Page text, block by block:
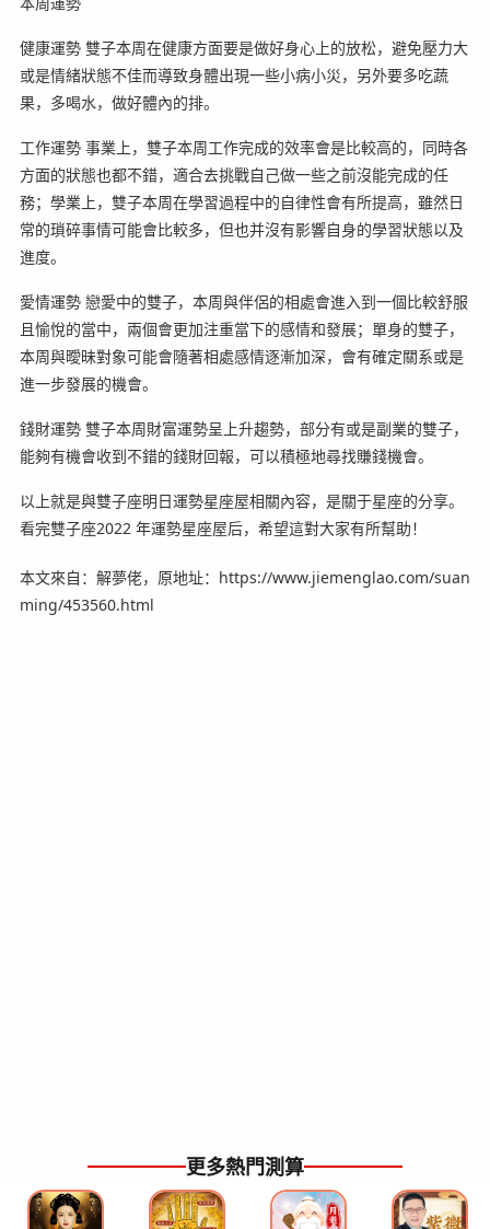
健康運勢 雙子本周在健康方面要是做好身心上的放松，避免壓力大
或是情緒狀態不佳而導致身體出現一些小病小災，另外要多吃蔬
果，多喝水，做好體內的排。
工作運勢 事業上，雙子本周工作完成的效率會是比較高的，同時各
方面的狀態也都不錯，適合去挑戰自己做一些之前沒能完成的任
務；學業上，雙子本周在學習過程中的自律性會有所提高，雖然日
常的瑣碎事情可能會比較多，但也并沒有影響自身的學習狀態以及
進度。
愛情運勢 戀愛中的雙子，本周與伴侶的相處會進入到一個比較舒服
且愉悅的當中，兩個會更加注重當下的感情和發展；單身的雙子，
本周與曖昧對象可能會隨著相處感情逐漸加深，會有確定關系或是
進一步發展的機會。
錢財運勢 雙子本周財富運勢呈上升趨勢，部分有或是副業的雙子，
能夠有機會收到不錯的錢財回報，可以積極地尋找賺錢機會。
以上就是與雙子座明日運勢星座屋相關內容，是關于星座的分享。
看完雙子座2022 年運勢星座屋后，希望這對大家有所幫助！
本文來自：解夢佬，原地址：https://www.jiemenglao.com/suan
ming/453560.html
更多熱門測算